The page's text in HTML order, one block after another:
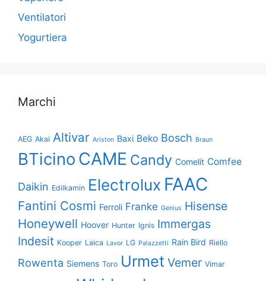
Ventilatori
Yogurtiera
Marchi
AEG Akai Altivar Ariston Baxi Beko Bosch Braun
BTicino CAME Candy Comelit Comfee
Daikin Edilkamin Electrolux FAAC
Fantini Cosmi Ferroli Franke Genius Hisense
Honeywell Hoover Hunter Ignis Immergas
Indesit Kooper Laica Lavor LG Palazzetti Rain Bird Riello
Rowenta Siemens Toro Urmet Vemer Vimar